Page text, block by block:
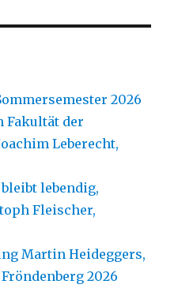
2026
Fakultät der
Leberecht,
lebendig,
Fleischer,
Martin Heideggers,
2026